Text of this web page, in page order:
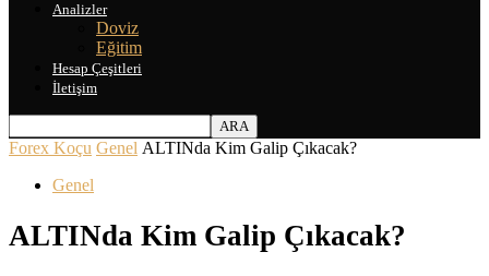
Analizler
Doviz
Eğitim
Hesap Çeşitleri
İletişim
Forex Koçu Genel ALTINda Kim Galip Çıkacak?
Genel
ALTINda Kim Galip Çıkacak?